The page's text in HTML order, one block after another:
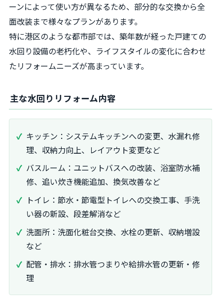
ーンによって使い方が異なるため、部分的な交換から全
面改装まで様々なプランがあります。
特に港区のような都市部では、築年数が経った戸建ての
水回り設備の老朽化や、ライフスタイルの変化に合わせ
たリフォームニーズが高まっています。
主な水回りリフォーム内容
キッチン：システムキッチンへの変更、水漏れ修
理、収納力向上、レイアウト変更など
バスルーム：ユニットバスへの改装、浴室防水補
修、追い炊き機能追加、換気改善など
トイレ：節水・節電型トイレへの交換工事、手洗
い器の新設、段差解消など
洗面所：洗面化粧台交換、水栓の更新、収納増設
など
配管・排水：排水管つまりや給排水管の更新・修
理